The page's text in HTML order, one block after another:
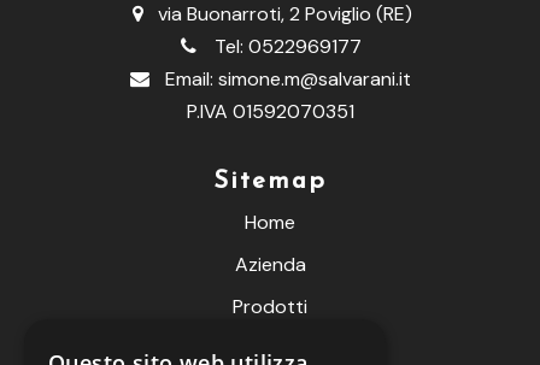
via Buonarroti, 2 Poviglio (RE)
Tel: 0522969177
Email: simone.m@salvarani.it
P.IVA 01592070351
Sitemap
Home
Azienda
Prodotti
Fiere